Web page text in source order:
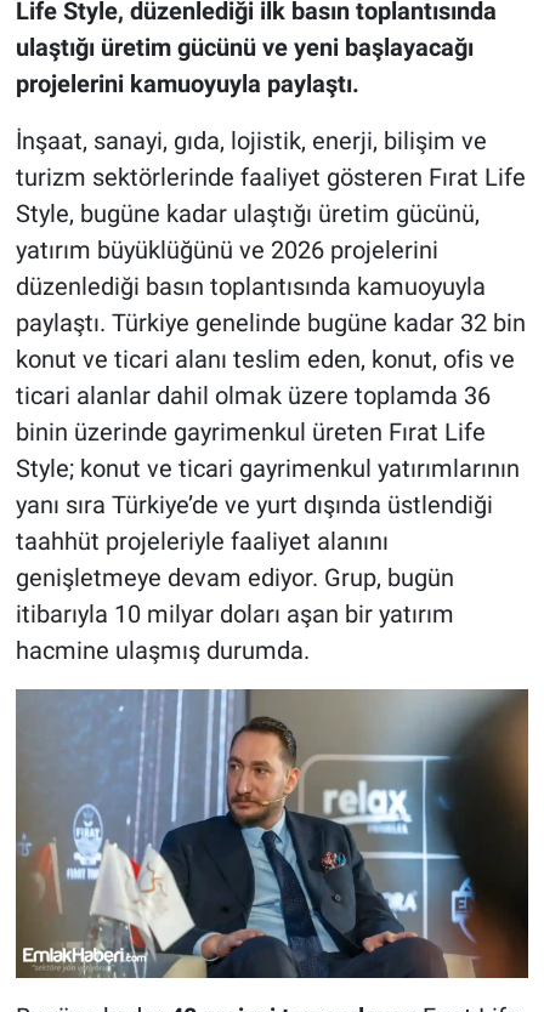
Life Style, düzenlediği ilk basın toplantısında
ulaştığı üretim gücünü ve yeni başlayacağı
projelerini kamuoyuyla paylaştı.
İnşaat, sanayi, gıda, lojistik, enerji, bilişim ve
turizm sektörlerinde faaliyet gösteren Fırat Life
Style, bugüne kadar ulaştığı üretim gücünü,
yatırım büyüklüğünü ve 2026 projelerini
düzenlediği basın toplantısında kamuoyuyla
paylaştı. Türkiye genelinde bugüne kadar 32 bin
konut ve ticari alanı teslim eden, konut, ofis ve
ticari alanlar dahil olmak üzere toplamda 36
binin üzerinde gayrimenkul üreten Fırat Life
Style; konut ve ticari gayrimenkul yatırımlarının
yanı sıra Türkiye’de ve yurt dışında üstlendiği
taahhüt projeleriyle faaliyet alanını
genişletmeye devam ediyor. Grup, bugün
itibarıyla 10 milyar doları aşan bir yatırım
hacmine ulaşmış durumda.